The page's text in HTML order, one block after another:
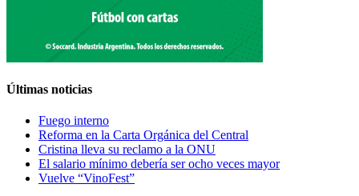
Últimas noticias
Fuego interno
Reforma en la Carta Orgánica del Central
Cristina lleva su reclamo a la ONU
El salario mínimo debería ser ocho veces mayor
Vuelve “VinoFest”